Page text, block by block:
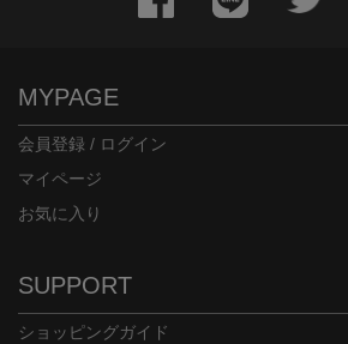
MYPAGE
会員登録 / ログイン
マイページ
お気に入り
SUPPORT
ショッピングガイド